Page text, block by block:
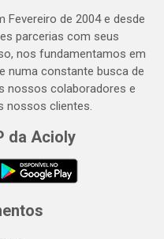
de 2004 e desde
parcerias com seus
nos fundamentamos em
numa constante busca de
nossos colaboradores e
nossos clientes.
da Acioly